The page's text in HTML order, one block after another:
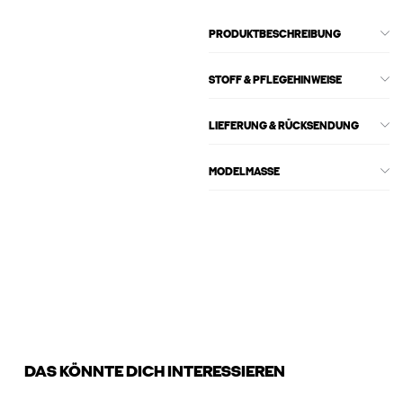
PRODUKTBESCHREIBUNG
STOFF & PFLEGEHINWEISE
LIEFERUNG & RÜCKSENDUNG
MODELMASSE
DAS KÖNNTE DICH INTERESSIEREN